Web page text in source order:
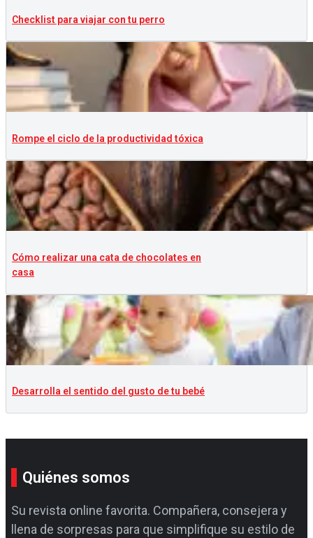
Checklist para viajar con tu perro
Rompe el ciclo de la productividad tóxica
Cómo realizar una cata de chocolates en
casa
Desarrolla el sentido del gusto de tu bebé
Quiénes somos
Su revista online favorita. Compañera, consejera y
llena de sorpresas para que simplifique su estilo de